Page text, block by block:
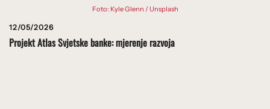
Foto: Kyle Glenn / Unsplash
12/05/2026
Projekt Atlas Svjetske banke: mjerenje razvoja